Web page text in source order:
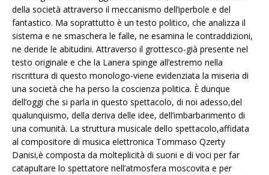
della società attraverso il meccanismo dell’iperbole e del
fantastico. Ma soprattutto è un testo politico, che analizza il
sistema e ne smaschera le falle, ne esamina le contraddizioni,
ne deride le abitudini. Attraverso il grottesco-già presente nel
testo originale e che la Lanera spinge all’estremo nella
riscrittura di questo monologo-viene evidenziata la miseria di
una società che ha perso la coscienza politica. È dunque
dell’oggi che si parla in questo spettacolo, di noi adesso,del
qualunquismo, della deriva delle idee, dell’imbarbarimento di
una comunità. La struttura musicale dello spettacolo,affidata
al compositore di musica elettronica Tommaso Qzerty
Danisi,è composta da molteplicità di suoni e di voci per far
catapultare lo spettatore nell’atmosfera moscovita e per